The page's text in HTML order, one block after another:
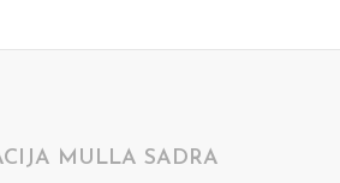
MULLA SADRA